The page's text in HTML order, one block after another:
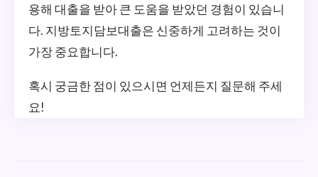
용해 대출을 받아 큰 도움을 받았던 경험이 있습니
다. 지방토지담보대출은 신중하게 고려하는 것이
가장 중요합니다.
혹시 궁금한 점이 있으시면 언제든지 질문해 주세
요!